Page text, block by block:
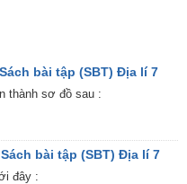
bài tập (SBT) Địa lí 7
thành sơ đồ sau :
bài tập (SBT) Địa lí 7
đây :